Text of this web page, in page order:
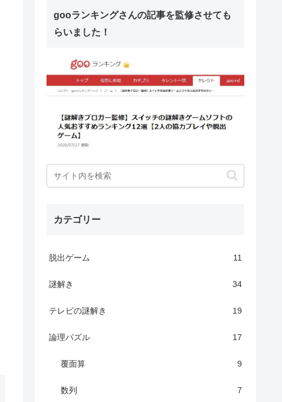
gooランキングさんの記事を監修させても
らいました！
カテゴリー
脱出ゲーム 11
謎解き 34
テレビの謎解き 19
論理パズル 17
覆面算 9
数列 7